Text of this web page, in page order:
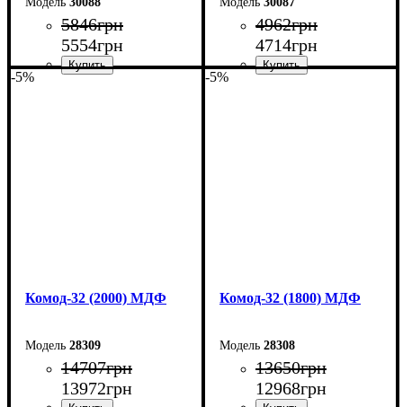
5846грн
5554грн
4962грн
4714грн
-5%
Комод-32 (2000) МДФ
28309
14707грн
13972грн
-5%
Комод-32 (1800) МДФ
28308
13650грн
12968грн